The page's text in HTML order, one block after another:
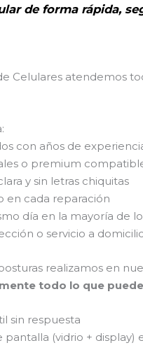
de forma rápida,
Celulares atendemos
con años de
o premium
y sin letras chiquitas
en cada reparación
día en la mayoría de
o servicio a
realizamos en
todo lo que
sin respuesta
(vidrio + display)